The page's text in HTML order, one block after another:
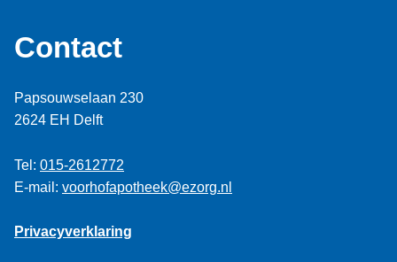
Contact
Papsouwselaan 230
2624 EH Delft
Tel: 015-2612772
E-mail: voorhofapotheek@ezorg.nl
Privacyverklaring